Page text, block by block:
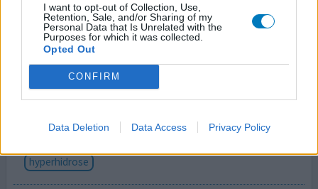
I want to opt-out of Collection, Use,
Retention, Sale, and/or Sharing of my
Personal Data that Is Unrelated with the
Purposes for which it was collected.
Opted Out
CONFIRM
Data Deletion Data Access Privacy Policy
Ajovy
01-10-2025 | Vrouw | 39
fremanezumab (225mg)
Effectiviteit
Hoeveelheid bijwerkingen
hyperhidrose